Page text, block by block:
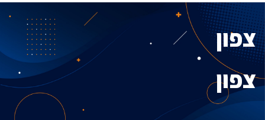
צפון
צפון